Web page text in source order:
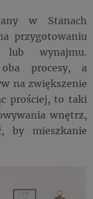
w Stanach
przygotowaniu
lub wynajmu.
procesy, a
na zwiększenie
prościej, to taki
wnętrz,
by mieszkanie